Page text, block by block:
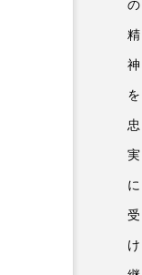
の
精
神
を
忠
実
に
受
け